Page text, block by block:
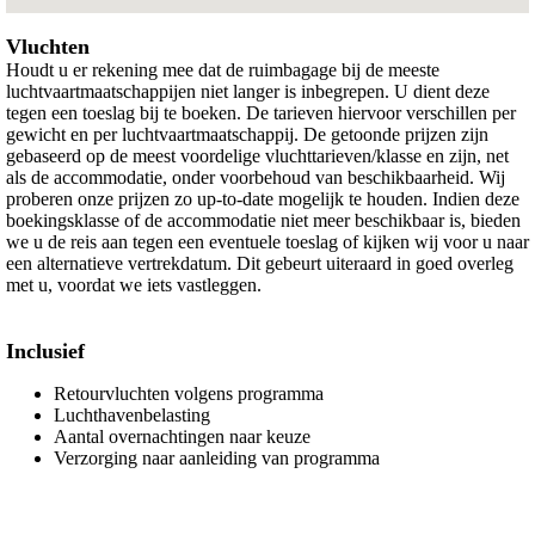
Vluchten
Houdt u er rekening mee dat de ruimbagage bij de meeste
luchtvaartmaatschappijen niet langer is inbegrepen. U dient deze
tegen een toeslag bij te boeken. De tarieven hiervoor verschillen per
gewicht en per luchtvaartmaatschappij. De getoonde prijzen zijn
gebaseerd op de meest voordelige vluchttarieven/klasse en zijn, net
als de accommodatie, onder voorbehoud van beschikbaarheid. Wij
proberen onze prijzen zo up-to-date mogelijk te houden. Indien deze
boekingsklasse of de accommodatie niet meer beschikbaar is, bieden
we u de reis aan tegen een eventuele toeslag of kijken wij voor u naar
een alternatieve vertrekdatum. Dit gebeurt uiteraard in goed overleg
met u, voordat we iets vastleggen.
Inclusief
Retourvluchten volgens programma
Luchthavenbelasting
Aantal overnachtingen naar keuze
Verzorging naar aanleiding van programma